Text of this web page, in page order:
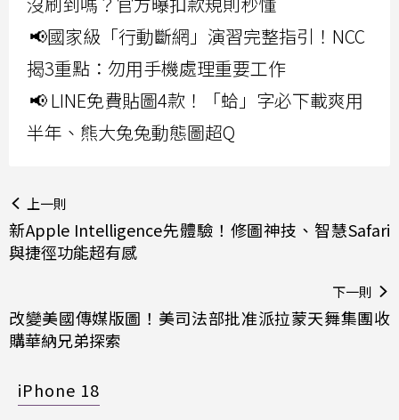
📢國家級「行動斷網」演習完整指引！NCC
揭3重點：勿用手機處理重要工作
📢 LINE免費貼圖4款！「蛤」字必下載爽用
半年、熊大兔兔動態圖超Q
上一則
新Apple Intelligence先體驗！修圖神技、智慧Safari
與捷徑功能超有感
下一則
改變美國傳媒版圖！美司法部批准派拉蒙天舞集團收
購華納兄弟探索
iPhone 18